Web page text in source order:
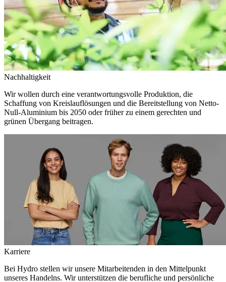
Nachhaltigkeit
Wir wollen durch eine verantwortungsvolle Produktion, die
Schaffung von Kreislauflösungen und die Bereitstellung von Netto-
Null-Aluminium bis 2050 oder früher zu einem gerechten und
grünen Übergang beitragen.
Karriere
Bei Hydro stellen wir unsere Mitarbeitenden in den Mittelpunkt
unseres Handelns. Wir unterstützen die berufliche und persönliche